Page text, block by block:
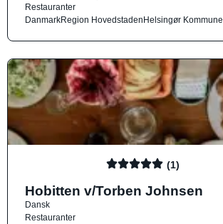
Restauranter
DanmarkRegion HovedstadenHelsingør Kommune
(1)
Hobitten v/Torben Johnsen
Dansk
Restauranter